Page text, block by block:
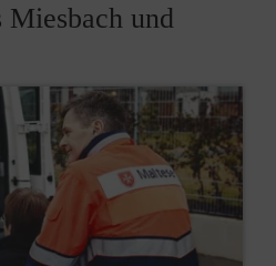
Miesbach und